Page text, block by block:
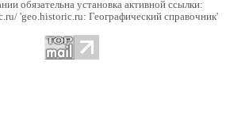
обязательна установка активной ссылки:
'geo.historic.ru: Географический справочник'